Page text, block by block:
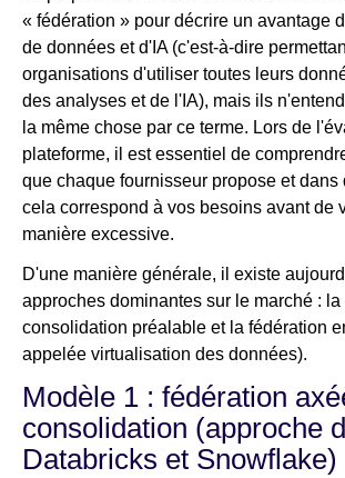
« fédération » pour décrire un avantage
de données et d'IA (c'est-à-dire
organisations d'utiliser toutes leurs
des analyses et de l'IA), mais ils
la même chose par ce terme. Lors de
plateforme, il est essentiel de
que chaque fournisseur propose et dans
cela correspond à vos besoins avant de
manière excessive.
D'une manière générale, il existe
approches dominantes sur le marché :
consolidation préalable et la fédération
appelée virtualisation des données).
Modèle 1 : fédération
consolidation (approche
Databricks et Snowflake)